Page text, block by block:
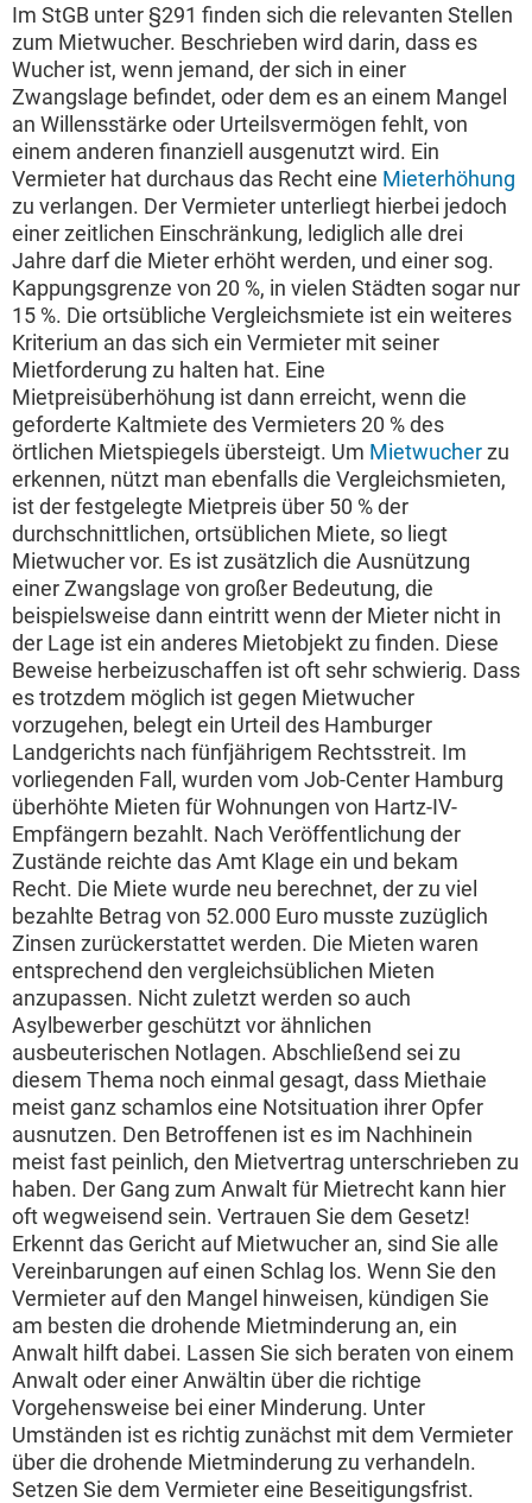
Im StGB unter §291 finden sich die relevanten Stellen
zum Mietwucher. Beschrieben wird darin, dass es
Wucher ist, wenn jemand, der sich in einer
Zwangslage befindet, oder dem es an einem Mangel
an Willensstärke oder Urteilsvermögen fehlt, von
einem anderen finanziell ausgenutzt wird. Ein
Vermieter hat durchaus das Recht eine Mieterhöhung
zu verlangen. Der Vermieter unterliegt hierbei jedoch
einer zeitlichen Einschränkung, lediglich alle drei
Jahre darf die Mieter erhöht werden, und einer sog.
Kappungsgrenze von 20 %, in vielen Städten sogar nur
15 %. Die ortsübliche Vergleichsmiete ist ein weiteres
Kriterium an das sich ein Vermieter mit seiner
Mietforderung zu halten hat. Eine
Mietpreisüberhöhung ist dann erreicht, wenn die
geforderte Kaltmiete des Vermieters 20 % des
örtlichen Mietspiegels übersteigt. Um Mietwucherzu
erkennen, nützt man ebenfalls die Vergleichsmieten,
ist der festgelegte Mietpreis über 50 % der
durchschnittlichen, ortsüblichen Miete, so liegt
Mietwucher vor. Es ist zusätzlich die Ausnützung
einer Zwangslage von großer Bedeutung, die
beispielsweise dann eintritt wenn der Mieter nicht in
der Lage ist ein anderes Mietobjekt zu finden. Diese
Beweise herbeizuschaffen ist oft sehr schwierig. Dass
es trotzdem möglich ist gegen Mietwucher
vorzugehen, belegt ein Urteil des Hamburger
Landgerichts nach fünfjährigem Rechtsstreit. Im
vorliegenden Fall, wurden vom Job-Center Hamburg
überhöhte Mieten für Wohnungen von Hartz-IV-
Empfängern bezahlt. Nach Veröffentlichung der
Zustände reichte das Amt Klage ein und bekam
Recht. Die Miete wurde neu berechnet, der zu viel
bezahlte Betrag von 52.000 Euro musste zuzüglich
Zinsen zurückerstattet werden. Die Mieten waren
entsprechend den vergleichsüblichen Mieten
anzupassen. Nicht zuletzt werden so auch
Asylbewerber geschützt vor ähnlichen
ausbeuterischen Notlagen. Abschließend sei zu
diesem Thema noch einmal gesagt, dass Miethaie
meist ganz schamlos eine Notsituation ihrer Opfer
ausnutzen. Den Betroffenen ist es im Nachhinein
meist fast peinlich, den Mietvertrag unterschrieben zu
haben. Der Gang zum Anwalt für Mietrecht kann hier
oft wegweisend sein. Vertrauen Sie dem Gesetz!
Erkennt das Gericht auf Mietwucher an, sind Sie alle
Vereinbarungen auf einen Schlag los. Wenn Sie den
Vermieter auf den Mangel hinweisen, kündigen Sie
am besten die drohende Mietminderung an, ein
Anwalt hilft dabei. Lassen Sie sich beraten von einem
Anwalt oder einer Anwältin über die richtige
Vorgehensweise bei einer Minderung. Unter
Umständen ist es richtig zunächst mit dem Vermieter
über die drohende Mietminderung zu verhandeln.
Setzen Sie dem Vermieter eine Beseitigungsfrist.